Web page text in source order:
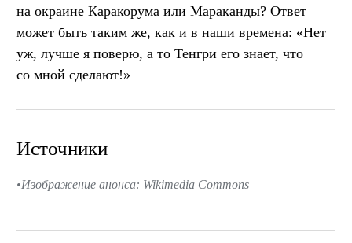
на окраине Каракорума или Мараканды? Ответ
может быть таким же, как и в наши времена: «Нет
уж, лучше я поверю, а то Тенгри его знает, что
со мной сделают!»
Источники
Изображение анонса: Wikimedia Commons